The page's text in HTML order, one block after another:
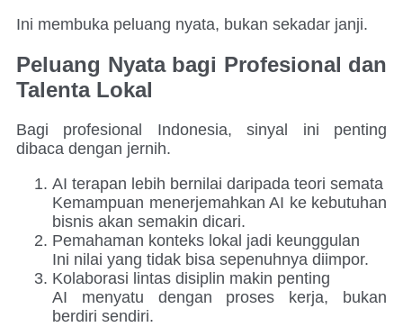
Ini membuka peluang nyata, bukan sekadar janji.
Peluang Nyata bagi Profesional dan
Talenta Lokal
Bagi profesional Indonesia, sinyal ini penting
dibaca dengan jernih.
AI terapan lebih bernilai daripada teori semata
Kemampuan menerjemahkan AI ke kebutuhan
bisnis akan semakin dicari.
Pemahaman konteks lokal jadi keunggulan
Ini nilai yang tidak bisa sepenuhnya diimpor.
Kolaborasi lintas disiplin makin penting
AI menyatu dengan proses kerja, bukan
berdiri sendiri.